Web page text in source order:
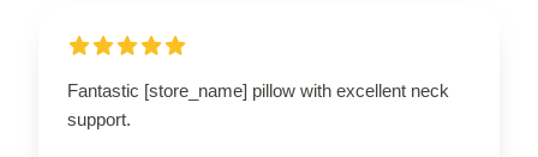
Fantastic [store_name] pillow with excellent neck
support.